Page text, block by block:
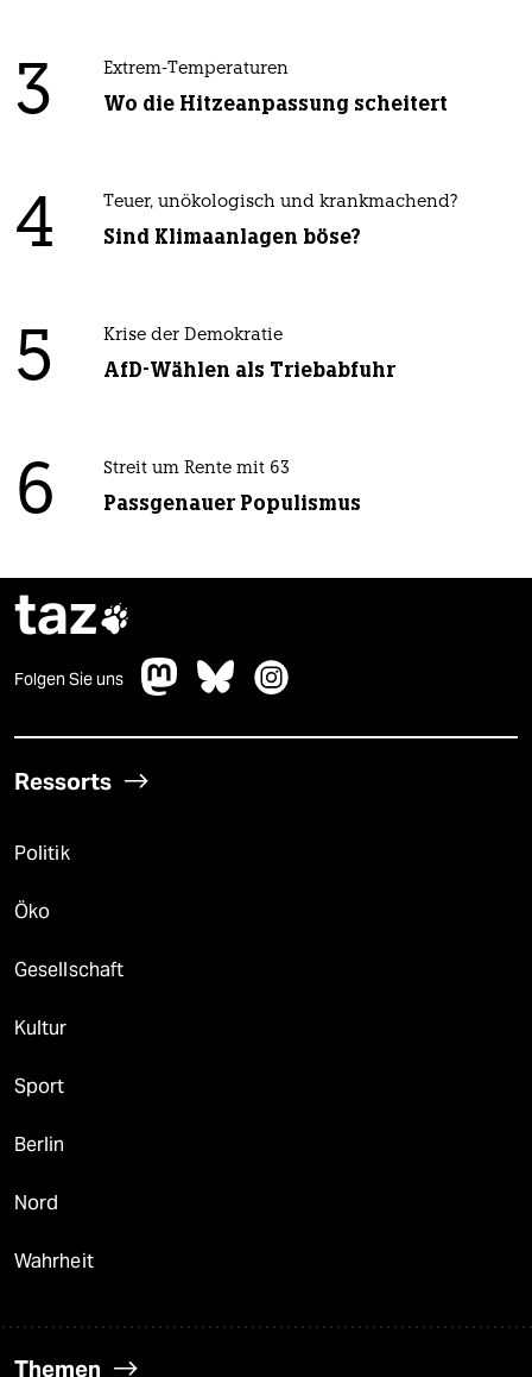
3 Extrem-Temperaturen
Wo die Hitzeanpassung scheitert
4 Teuer, unökologisch und krankmachend?
Sind Klimaanlagen böse?
5 Krise der Demokratie
AfD-Wählen als Triebabfuhr
6 Streit um Rente mit 63
Passgenauer Populismus
taz
Folgen Sie uns
Ressorts
Politik
Öko
Gesellschaft
Kultur
Sport
Berlin
Nord
Wahrheit
Themen